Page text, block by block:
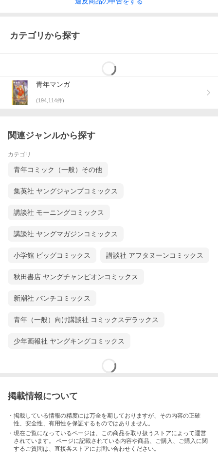
カテゴリから探す
青年マンガ
(194,114件)
関連ジャンルから探す
カテゴリ
青年コミック（一般）その他
集英社 ヤングジャンプコミックス
講談社 モーニングコミックス
講談社 ヤングマガジンコミックス
小学館 ビッグコミックス 講談社 アフタヌーンコミックス
秋田書店 ヤングチャンピオンコミックス
新潮社 バンチコミックス
青年（一般）向け講談社 コミックスデラックス
少年画報社 ヤングキングコミックス
掲載情報について
・掲載している情報の精度には万全を期しておりますが、その内容の正確
性、安全性、有用性を保証するものではありません。
・現在ご覧になっているページは、この商品を取り扱うストアによって運営
されています。 ページに記載されている内容や商品、ご購入 、ご購入に関
するご質問は、直接各ストアにお問い合わせください。